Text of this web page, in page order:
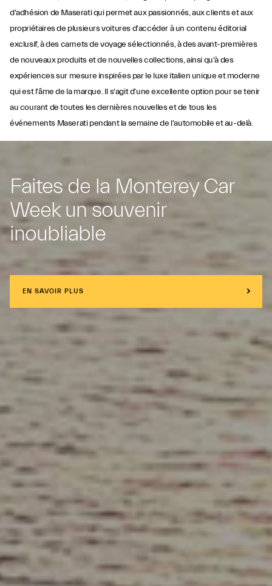
d'adhésion de Maserati qui permet aux passionnés, aux clients et aux
propriétaires de plusieurs voitures d'accéder à un contenu éditorial
exclusif, à des carnets de voyage sélectionnés, à des avant-premières
de nouveaux produits et de nouvelles collections, ainsi qu'à des
expériences sur mesure inspirées par le luxe italien unique et moderne
qui est l'âme de la marque. Il s'agit d'une excellente option pour se tenir
au courant de toutes les dernières nouvelles et de tous les
événements Maserati pendant la semaine de l'automobile et au-delà.
Faites de la Monterey Car
Week un souvenir
inoubliable
EN SAVOIR PLUS